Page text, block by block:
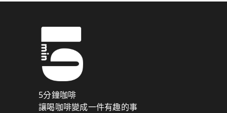
5分鐘咖啡
讓喝咖啡變成一件有趣的事